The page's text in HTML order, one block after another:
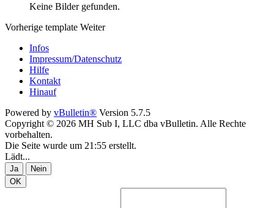
Keine Bilder gefunden.
Vorherige template Weiter
Infos
Impressum/Datenschutz
Hilfe
Kontakt
Hinauf
Powered by vBulletin® Version 5.7.5
Copyright © 2026 MH Sub I, LLC dba vBulletin. Alle Rechte
vorbehalten.
Die Seite wurde um 21:55 erstellt.
Lädt...
Ja
Nein
OK